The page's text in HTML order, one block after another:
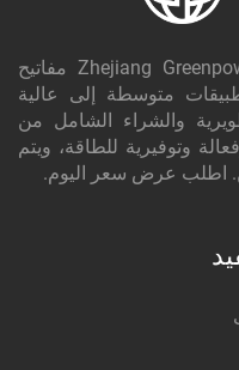
تقدم شركة Zhejiang Greenpower Electric Co., Ltd مفاتيح
متوسطة إلى عالية
والشراء الشامل من
وتوفيرية للطاقة، ويتم
اطلب عرض سعر اليوم.